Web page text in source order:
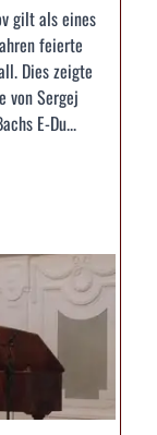
gilt als eines
feierte
Dies zeigte
von Sergej
E-Du...